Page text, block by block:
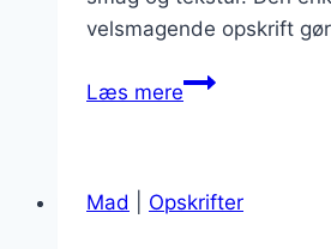
velsmagende opskrift
Læs mereBrændende
til
Mad Opskrifter